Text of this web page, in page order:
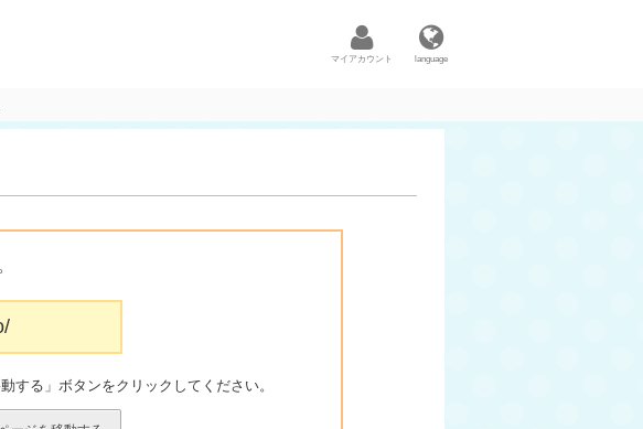
マイアカウント language
する」ボタンをクリックしてください。